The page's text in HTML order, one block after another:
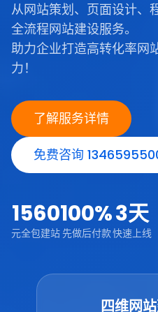
从网站策划、页面设计、
全流程网站建设服务。
助力企业打造高转化率网
力！
了解服务详情
免费咨询
1560
元全包建站
100%
先做后付款
3天
快速上线
四维网